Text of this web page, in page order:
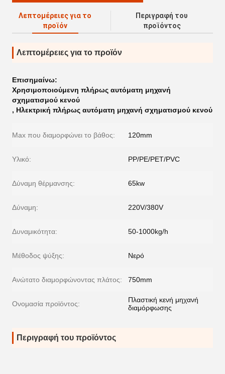
Λεπτομέρειες για το
προϊόν
Περιγραφή του
προϊόντος
Λεπτομέρειες για το προϊόν
Επισημαίνω:
Χρησιμοποιούμενη πλήρως αυτόματη μηχανή
σχηματισμού κενού
, Ηλεκτρική πλήρως αυτόματη μηχανή σχηματισμού κενού
Max που διαμορφώνει το βάθος: 120mm
Υλικό: PP/PE/PET/PVC
Δύναμη θέρμανσης: 65kw
Δύναμη: 220V/380V
Δυναμικότητα: 50-1000kg/h
Μέθοδος ψύξης: Νερό
Ανώτατο διαμορφώνοντας πλάτος: 750mm
Ονομασία προϊόντος:
Πλαστική κενή μηχανή
διαμόρφωσης
Περιγραφή του προϊόντος